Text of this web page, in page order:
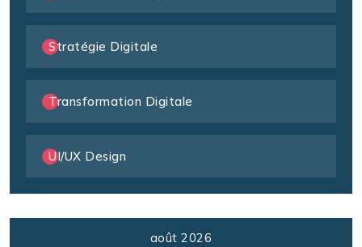
Stratégie Digitale
Transformation Digitale
UI/UX Design
août 2026